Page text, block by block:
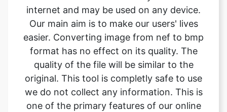
format has no effect on its quality. The
quality of the file will be similar to the
original. This tool is completly safe to use
we do not collect any information. This is
one of the primary features of our online
image converter. We ensure that the image
we convert is of the greatest possible
quality.